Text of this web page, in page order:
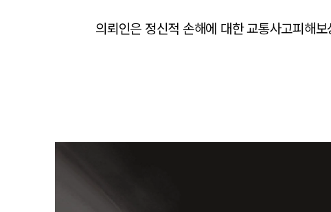
의뢰인은 정신적 손해에 대한 교통사고피해